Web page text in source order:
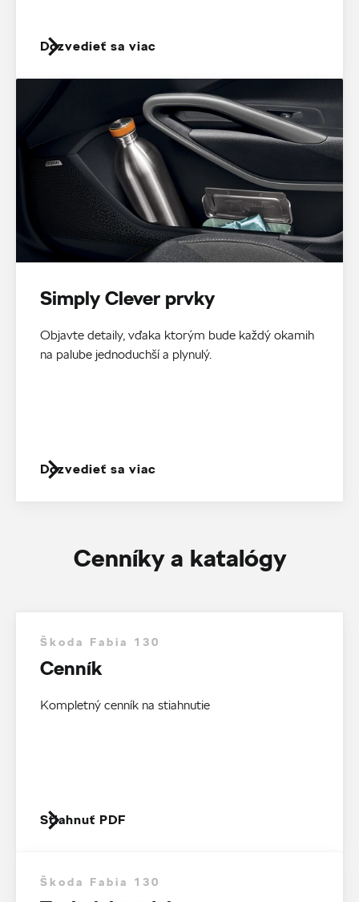
Dozvedieť sa viac
Simply Clever prvky
Objavte detaily, vďaka ktorým bude každý okamih
na palube jednoduchší a plynulý.
Dozvedieť sa viac
Cenníky a katalógy
Škoda Fabia 130
Cenník
Kompletný cenník na stiahnutie
Stiahnuť PDF
Škoda Fabia 130